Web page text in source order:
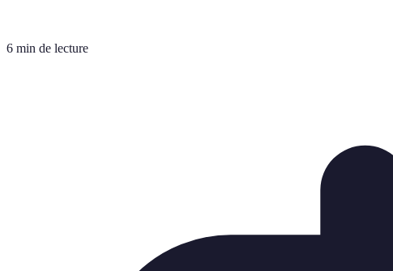
6 min de lecture